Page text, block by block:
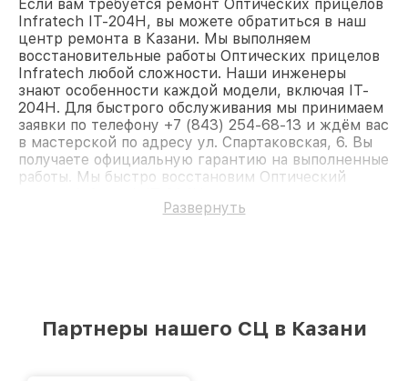
Если вам требуется ремонт Оптических прицелов
Infratech IT-204H, вы можете обратиться в наш
центр ремонта в Казани. Мы выполняем
восстановительные работы Оптических прицелов
Infratech любой сложности. Наши инженеры
знают особенности каждой модели, включая IT-
204H. Для быстрого обслуживания мы принимаем
заявки по телефону +7 (843) 254-68-13 и ждём вас
в мастерской по адресу ул. Спартаковская, 6. Вы
получаете официальную гарантию на выполненные
работы. Мы быстро восстановим Оптический
Развернуть
Партнеры нашего СЦ в Казани